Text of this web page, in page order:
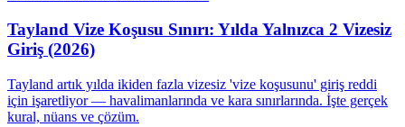
Tayland Vize Koşusu Sınırı: Yılda Yalnızca 2 Vizesiz
Giriş (2026)
Tayland artık yılda ikiden fazla vizesiz 'vize koşusunu' giriş reddi
için işaretliyor — havalimanlarında ve kara sınırlarında. İşte gerçek
kural, nüans ve çözüm.